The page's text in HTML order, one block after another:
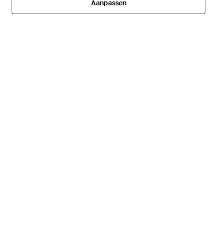
Aanpassen
Aanpassen
NIET MEER OP VOORRAAD NIET MEER OP VOORRAAD